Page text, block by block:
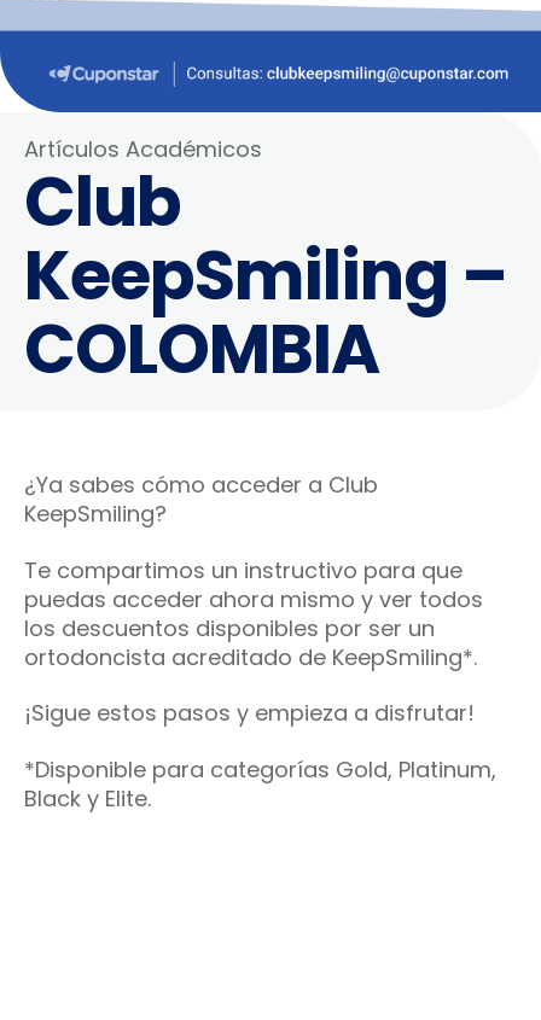
Artículos Académicos
Club
KeepSmiling –
COLOMBIA
¿Ya sabes cómo acceder a Club
KeepSmiling?
Te compartimos un instructivo para que
puedas acceder ahora mismo y ver todos
los descuentos disponibles por ser un
ortodoncista acreditado de KeepSmiling*.
¡Sigue estos pasos y empieza a disfrutar!
*Disponible para categorías Gold, Platinum,
Black y Elite.